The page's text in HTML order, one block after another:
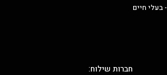
בעלי חיים
חברות שילוח: